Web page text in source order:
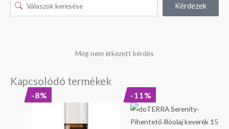
Kérdezek
Még nem érkezett kérdés
Kapcsolódó termékek
-8%
790 Ft. 990 Ft.
-11%
was:
690 Ft.
is:
290 Ft.